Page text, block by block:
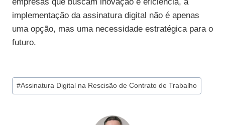
implementação da assinatura digital não é apenas
uma opção, mas uma necessidade estratégica para o
futuro.
Tags
do
#Assinatura Digital na Rescisão de Contrato de Trabalho